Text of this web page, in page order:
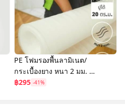
PE โฟมรองพื้นลามิเนต/
กระเบื้องยาง หนา 2 มม. ปู
ได้ 20 ตร.ม. โฟมรองพื้น
฿295 -41%